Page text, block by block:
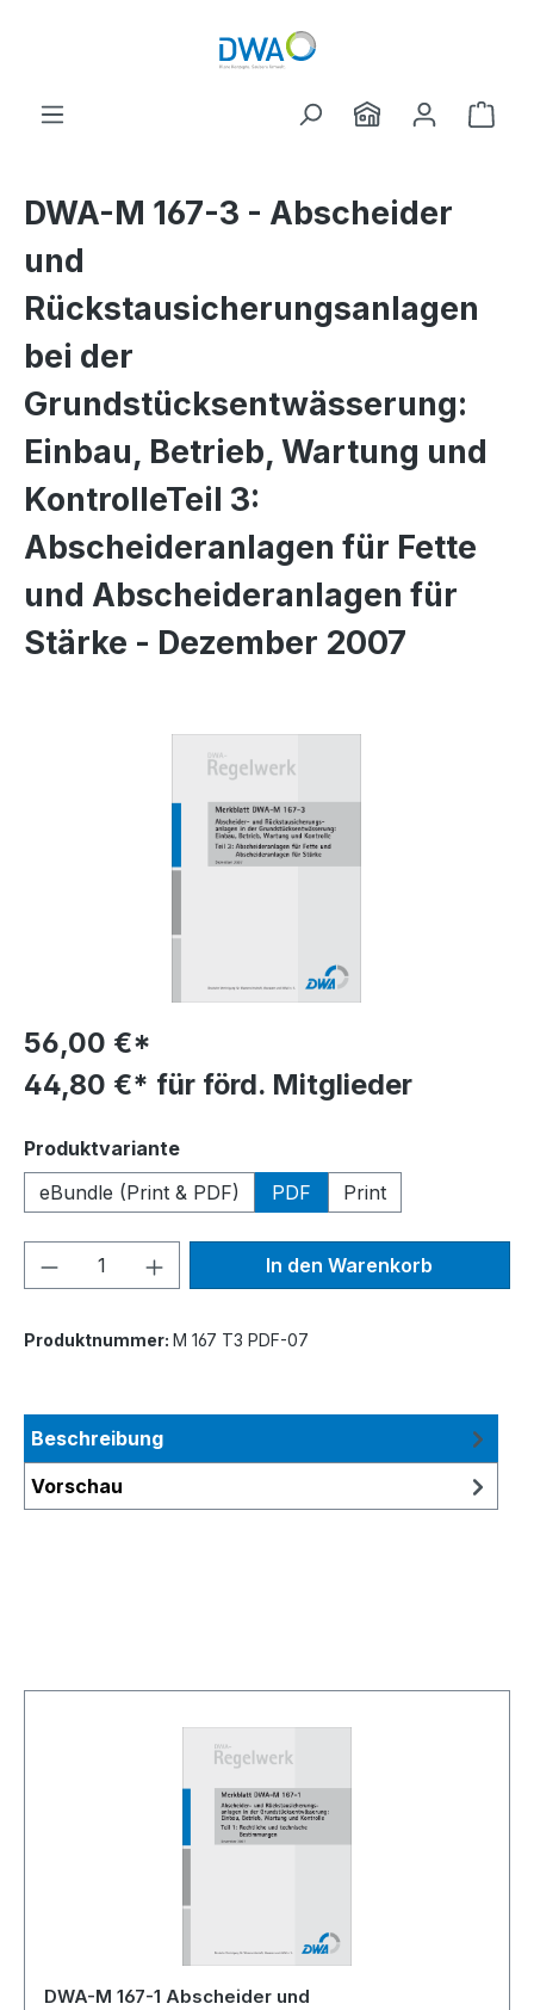
DWA-M 167-3 - Abscheider
und
Rückstausicherungsanlagen
bei der
Grundstücksentwässerung:
Einbau, Betrieb, Wartung und
KontrolleTeil 3:
Abscheideranlagen für Fette
und Abscheideranlagen für
Stärke - Dezember 2007
56,00 €*
44,80 €* für förd. Mitglieder
Produktvarianteauswählen
eBundle (Print & PDF)
PDF Print
Produkt Anzahl: Gib denIn den Warenkorb
Produktnummer: M 167 T3 PDF-07
Beschreibung
Vorschau
DWA-M 167-1 Abscheider und